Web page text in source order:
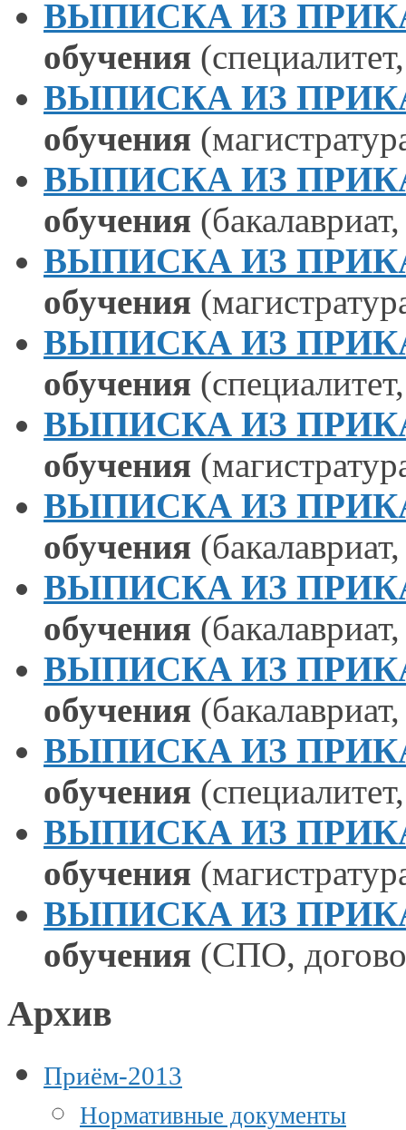
ВЫПИСКА ИЗ
обучения
ВЫПИСКА ИЗ
обучения
ВЫПИСКА ИЗ
обучения
ВЫПИСКА ИЗ
обучения
ВЫПИСКА ИЗ
обучения
ВЫПИСКА ИЗ
обучения
ВЫПИСКА ИЗ
обучения
ВЫПИСКА ИЗ
обучения
ВЫПИСКА ИЗ
обучения
ВЫПИСКА ИЗ
обучения
ВЫПИСКА ИЗ
обучения
ВЫПИСКА ИЗ
обучения (СПО,
Архив
Приём-2013
Нормативные документы